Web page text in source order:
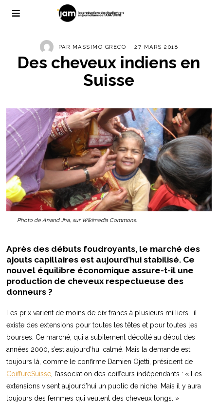
PAR MASSIMO GRECO 27 MARS 2018
Des cheveux indiens en
Suisse
Photo de Anand Jha, sur Wikimedia Commons.
Après des débuts foudroyants, le marché des
ajouts capillaires est aujourd’hui stabilisé. Ce
nouvel équilibre économique assure-t-il une
production de cheveux respectueuse des
donneurs ?
Les prix varient de moins de dix francs à plusieurs milliers : il
existe des extensions pour toutes les têtes et pour toutes les
bourses. Ce marché, qui a subitement décollé au début des
années 2000, s’est aujourd’hui calmé. Mais la demande est
toujours là, comme le confirme Damien Ojetti, président de
CoiffureSuisse , l’association des coiffeurs indépendants : « Les
extensions visent aujourd’hui un public de niche. Mais il y aura
toujours des femmes qui veulent des cheveux longs. »